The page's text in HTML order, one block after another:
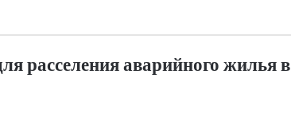
расселения аварийного жилья в